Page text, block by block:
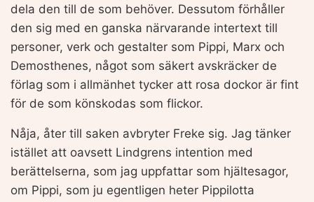
dela den till de som behöver. Dessutom förhåller
den sig med en ganska närvarande intertext till
personer, verk och gestalter som Pippi, Marx och
Demosthenes, något som säkert avskräcker de
förlag som i allmänhet tycker att rosa dockor är fint
för de som könskodas som flickor.
Nåja, åter till saken avbryter Freke sig. Jag tänker
istället att oavsett Lindgrens intention med
berättelserna, som jag uppfattar som hjältesagor,
om Pippi, som ju egentligen heter Pippilotta